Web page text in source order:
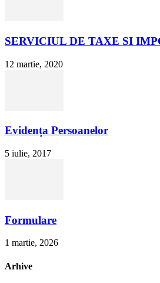
SERVICIUL DE TAXE SI
12 martie, 2020
Evidența Persoanelor
5 iulie, 2017
Formulare
1 martie, 2026
Arhive